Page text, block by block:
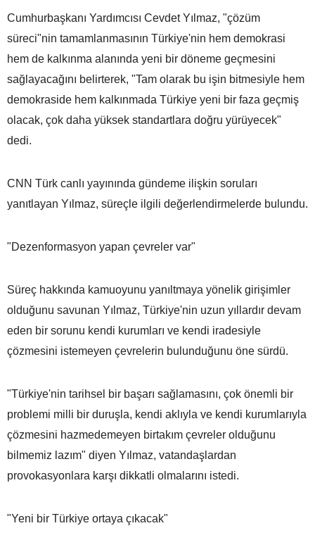
Cumhurbaşkanı Yardımcısı Cevdet Yılmaz, "çözüm
süreci"nin tamamlanmasının Türkiye'nin hem demokrasi
hem de kalkınma alanında yeni bir döneme geçmesini
sağlayacağını belirterek, "Tam olarak bu işin bitmesiyle hem
demokraside hem kalkınmada Türkiye yeni bir faza geçmiş
olacak, çok daha yüksek standartlara doğru yürüyecek"
dedi.
CNN Türk canlı yayınında gündeme ilişkin soruları
yanıtlayan Yılmaz, süreçle ilgili değerlendirmelerde bulundu.
"Dezenformasyon yapan çevreler var"
Süreç hakkında kamuoyunu yanıltmaya yönelik girişimler
olduğunu savunan Yılmaz, Türkiye'nin uzun yıllardır devam
eden bir sorunu kendi kurumları ve kendi iradesiyle
çözmesini istemeyen çevrelerin bulunduğunu öne sürdü.
"Türkiye'nin tarihsel bir başarı sağlamasını, çok önemli bir
problemi milli bir duruşla, kendi aklıyla ve kendi kurumlarıyla
çözmesini hazmedemeyen birtakım çevreler olduğunu
bilmemiz lazım" diyen Yılmaz, vatandaşlardan
provokasyonlara karşı dikkatli olmalarını istedi.
"Yeni bir Türkiye ortaya çıkacak"